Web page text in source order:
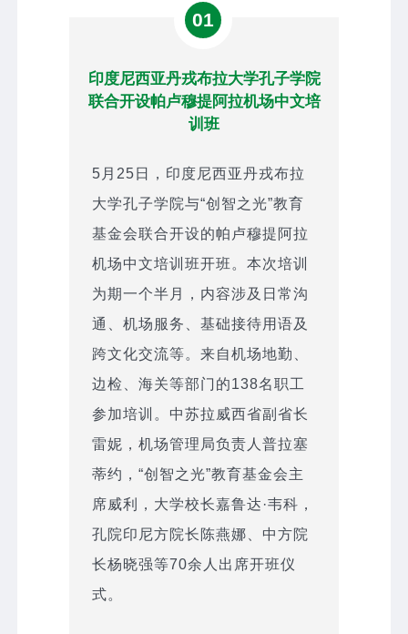
01
印度尼西亚丹戎布拉大学孔子学院
联合开设帕卢穆提阿拉机场中文培
训班
5月25日，印度尼西亚丹戎布拉
大学孔子学院与“创智之光”教育
基金会联合开设的帕卢穆提阿拉
机场中文培训班开班。本次培训
为期一个半月，内容涉及日常沟
通、机场服务、基础接待用语及
跨文化交流等。来自机场地勤、
边检、海关等部门的138名职工
参加培训。中苏拉威西省副省长
雷妮，机场管理局负责人普拉塞
蒂约，“创智之光”教育基金会主
席威利，大学校长嘉鲁达·韦科，
孔院印尼方院长陈燕娜、中方院
长杨晓强等70余人出席开班仪
式。